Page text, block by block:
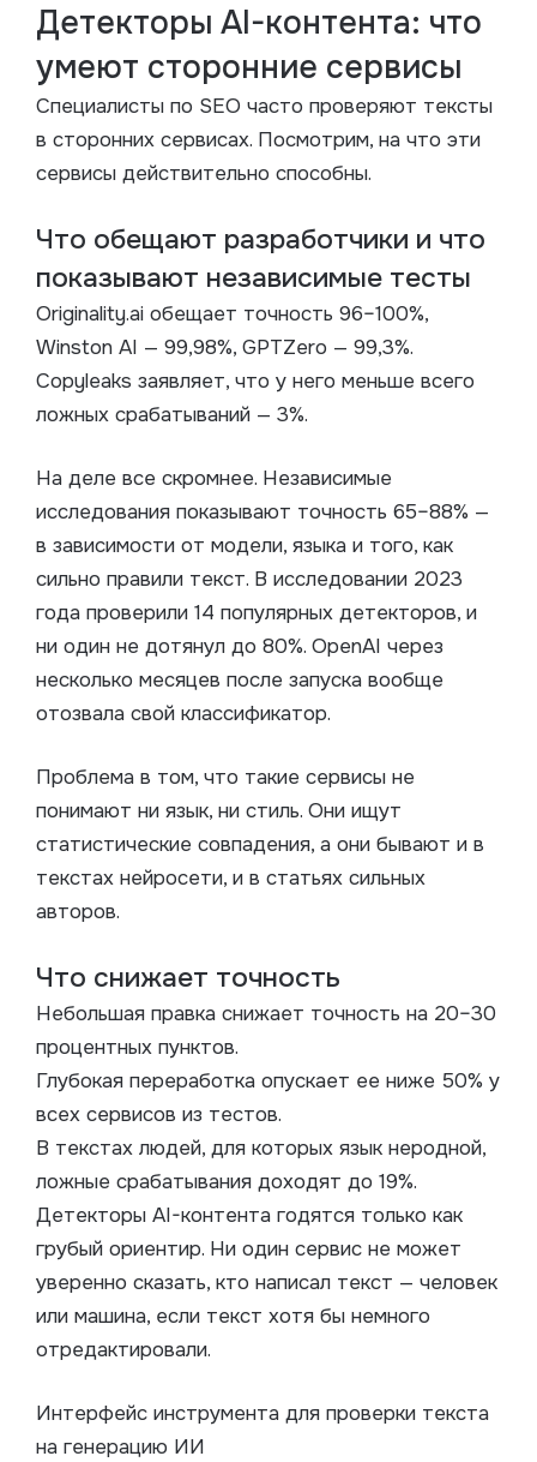
Детекторы AI-контента: что
умеют сторонние сервисы
Специалисты по SEO часто проверяют тексты
в сторонних сервисах. Посмотрим, на что эти
сервисы действительно способны.
Что обещают разработчики и что
показывают независимые тесты
Originality.ai обещает точность 96–100%,
Winston AI — 99,98%, GPTZero — 99,3%.
Copyleaks заявляет, что у него меньше всего
ложных срабатываний — 3%.
На деле все скромнее. Независимые
исследования показывают точность 65–88% —
в зависимости от модели, языка и того, как
сильно правили текст. В исследовании 2023
года проверили 14 популярных детекторов, и
ни один не дотянул до 80%. OpenAI через
несколько месяцев после запуска вообще
отозвала свой классификатор.
Проблема в том, что такие сервисы не
понимают ни язык, ни стиль. Они ищут
статистические совпадения, а они бывают и в
текстах нейросети, и в статьях сильных
авторов.
Что снижает точность
Небольшая правка снижает точность на 20–30
процентных пунктов.
Глубокая переработка опускает ее ниже 50% у
всех сервисов из тестов.
В текстах людей, для которых язык неродной,
ложные срабатывания доходят до 19%.
Детекторы AI-контента годятся только как
грубый ориентир. Ни один сервис не может
уверенно сказать, кто написал текст — человек
или машина, если текст хотя бы немного
отредактировали.
Интерфейс инструмента для проверки текста
на генерацию ИИ